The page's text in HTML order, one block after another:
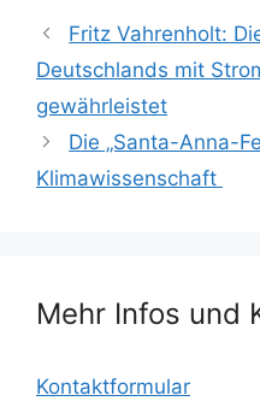
c
e
b
o
o
itt
er
ai
l
lo
o
c
Fritz Vahrenholt:
Deutschlands mit
gewährleistet
Die „Santa-Anna-
Klimawissenschaft
Mehr Infos und
Kontaktformular